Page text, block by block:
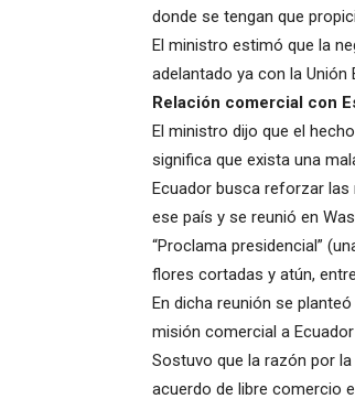
donde se tengan que
El ministro estimó que la
adelantado ya con la Unión
Relación comercial con
El ministro dijo que el
significa que exista una
Ecuador busca reforzar las
ese país y se reunió en
“Proclama presidencial”
flores cortadas y atún,
En dicha reunión se
misión comercial a
Sostuvo que la razón por
acuerdo de libre comercio